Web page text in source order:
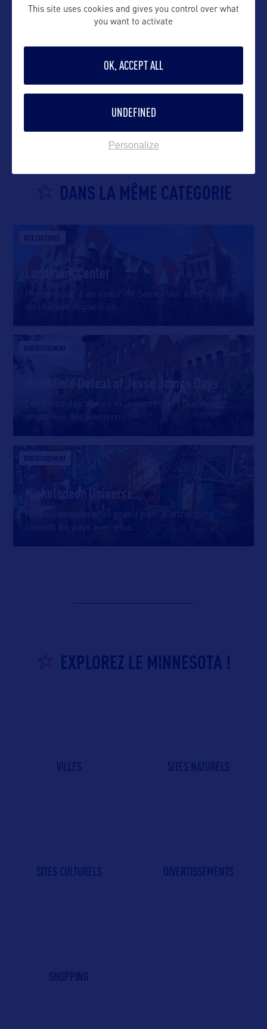
DANS LA MÊME CATEGORIE
SITE CULTUREL
Landmark Center
Immanquable au coeur de Saint-Paul avec son look
DIVERTISSEMENT
Northfield Defeat of Jesse James Days
Les fanas des contes et légendes de l’Ouest, les
amoureux des westerns
DIVERTISSEMENT
Nickelodeon Universe
Nickelodeon, le plus grand parc d’attractions
couvert du pays avec plus
EXPLOREZ LE MINNESOTA !
VILLES SITES NATURELS
SITES CULTURELS DIVERTISSEMENTS
SHOPPING
This site uses cookies and gives you control over what
you want to activate
OK, ACCEPT ALL
UNDEFINED
Personalize